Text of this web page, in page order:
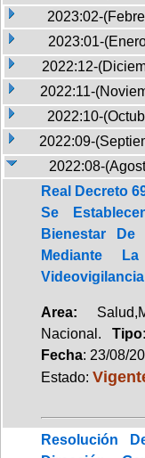
2023:02-
2023:01-
2022:12-
2022:11-
2022:10-
2022:09-
2022:08-
Real Decreto
Se
Bienestar
Mediante
Videovigilancia
Area:
Nacional. Tipo:
Fecha: 23/08/
Estado:
Resolución